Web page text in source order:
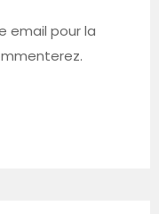
email pour la